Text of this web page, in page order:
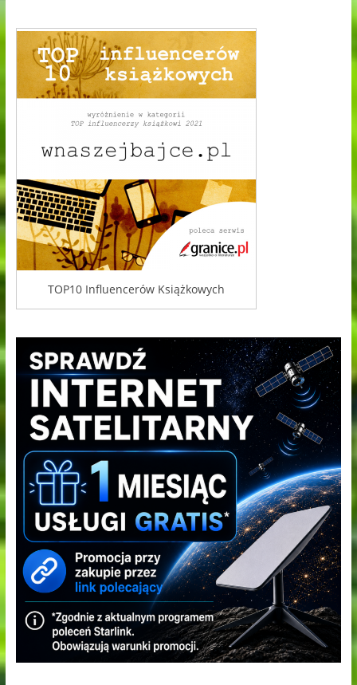
TOP10 Influencerów Książkowych